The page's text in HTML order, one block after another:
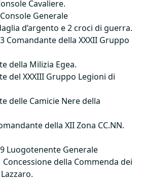
Cavaliere.
Generale
d’argento e 2 croci di guerra.
Comandante della XXXII Gruppo
della Milizia Egea.
del XXXIII Gruppo Legioni di
delle Camicie Nere della
della XIIZona CC.NN.
Luogotenente Generale
Concessione della Commenda dei